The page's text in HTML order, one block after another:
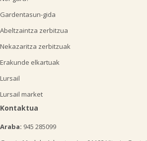
Gardentasun-gida
Abeltzaintza zerbitzua
Nekazaritza zerbitzuak
Erakunde elkartuak
Lursail
Lursail market
Kontaktua
Araba: 945 285099